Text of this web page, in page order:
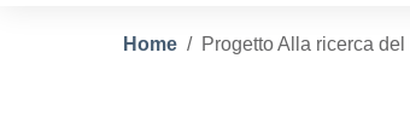
Home Progetto Alla ricerca